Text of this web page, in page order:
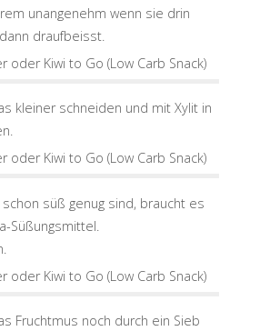
unangenehm wenn sie drin
draufbeisst.
kleiner schneiden und mit Xylit in
süß genug sind, braucht es
Süßungsmittel.
Fruchtmus noch durch ein Sieb